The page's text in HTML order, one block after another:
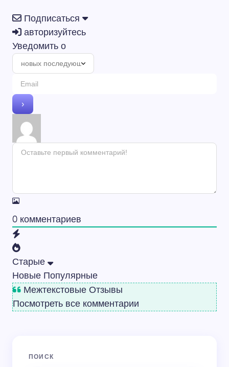
Подписаться
авторизуйтесь
Уведомить о
0комментариев
Старые
НовыеПопулярные
Межтекстовые Отзывы
Посмотреть все комментарии
ПОИСК